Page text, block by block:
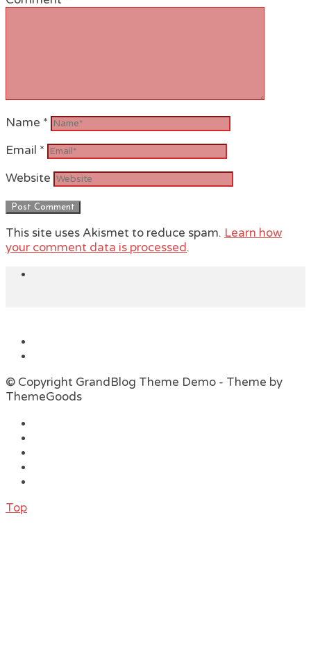
Name *
Email *
Website
This site uses Akismet to reduce spam. Learn how
your comment data is processed.
© Copyright GrandBlog Theme Demo - Theme by
ThemeGoods
Top